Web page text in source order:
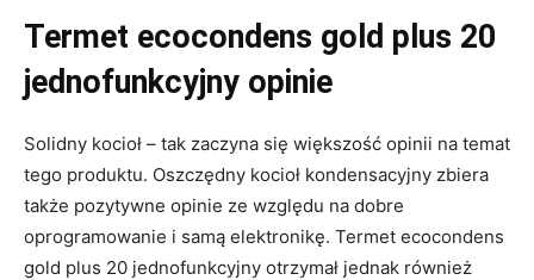
Termet ecocondens gold plus 20
jednofunkcyjny opinie
Solidny kocioł – tak zaczyna się większość opinii na temat
tego produktu. Oszczędny kocioł kondensacyjny zbiera
także pozytywne opinie ze względu na dobre
oprogramowanie i samą elektronikę. Termet ecocondens
gold plus 20 jednofunkcyjny otrzymał jednak również